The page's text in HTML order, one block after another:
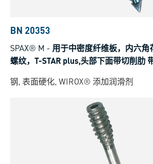
BN 20353
SPAX® M - 用于中密度纤维板，内六角
螺纹，T-STAR plus,头部下面带切削肋
钢, 表面硬化, WIROX® 添加润滑剂